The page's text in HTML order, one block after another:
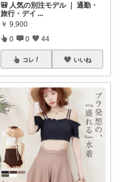
🎒 人気の別注モデル ｜ 通勤・
旅行・デイ ...
￥ 9,900
0 0 44
コレ いいね